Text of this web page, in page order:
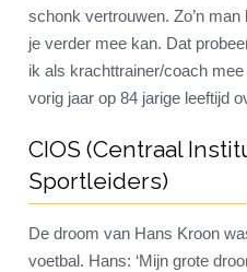
schonk vertrouwen. Zo’n
je verder mee kan. Dat
ik als krachttrainer/coach
vorig jaar op 84 jarige leeftijd
CIOS (Centraal
Sportleiders)
De droom van Hans Kroon
voetbal. Hans: ‘Mijn grote